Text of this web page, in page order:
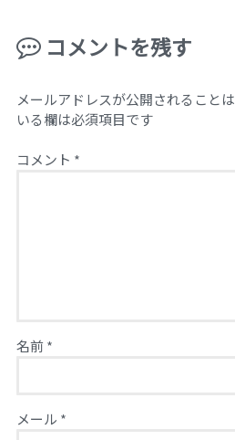
コメントを残す
メールアドレスが公開されることは
いる欄は必須項目です
コメント *
名前*
メール *